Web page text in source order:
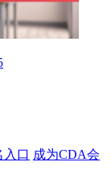
入口 成为CDA会